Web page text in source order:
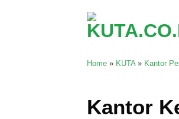
Home » KUTA» Kantor
Kantor